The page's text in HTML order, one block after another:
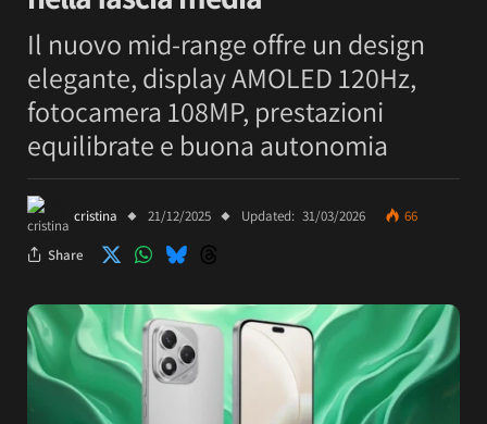
Il nuovo mid-range offre un design
elegante, display AMOLED 120Hz,
fotocamera 108MP, prestazioni
equilibrate e buona autonomia
cristina 21/12/2025 Updated: 31/03/2026 66
Share